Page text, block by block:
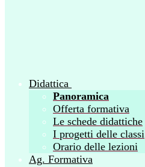
Didattica
Panoramica
Offerta formativa
Le schede didattiche
I progetti delle classi
Orario delle lezioni
Ag. Formativa